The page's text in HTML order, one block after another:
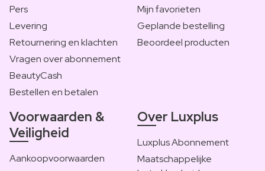
Pers
Levering
Retournering en klachten
Vragen over abonnement
BeautyCash
Bestellen en betalen
Mijn favorieten
Geplande bestelling
Beoordeel producten
Voorwaarden &
Veiligheid
Aankoopvoorwaarden
Over Luxplus
Luxplus Abonnement
Maatschappelijke